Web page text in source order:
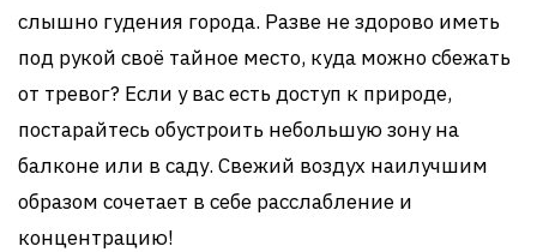
слышно гудения города. Разве не здорово иметь
под рукой своё тайное место, куда можно сбежать
от тревог? Если у вас есть доступ к природе,
постарайтесь обустроить небольшую зону на
балконе или в саду. Свежий воздух наилучшим
образом сочетает в себе расслабление и
концентрацию!